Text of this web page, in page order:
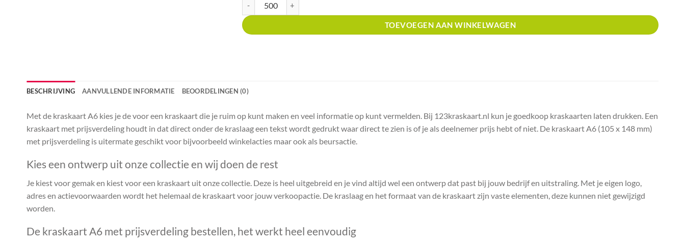
TOEVOEGEN AAN WINKELWAGEN
BESCHRIJVING AANVULLENDE INFORMATIE BEOORDELINGEN (0)
Met de kraskaart A6 kies je de voor een kraskaart die je ruim op kunt maken en veel informatie op kunt vermelden. Bij 123kraskaart.nl kun je goedkoop kraskaarten laten drukken. Een
kraskaart met prijsverdeling houdt in dat direct onder de kraslaag een tekst wordt gedrukt waar direct te zien is of je als deelnemer prijs hebt of niet. De kraskaart A6 (105 x 148 mm)
met prijsverdeling is uitermate geschikt voor bijvoorbeeld winkelacties maar ook als beursactie.
Kies een ontwerp uit onze collectie en wij doen de rest
Je kiest voor gemak en kiest voor een kraskaart uit onze collectie. Deze is heel uitgebreid en je vind altijd wel een ontwerp dat past bij jouw bedrijf en uitstraling. Met je eigen logo,
adres en actievoorwaarden wordt het helemaal de kraskaart voor jouw verkoopactie. De kraslaag en het formaat van de kraskaart zijn vaste elementen, deze kunnen niet gewijzigd
worden.
De kraskaart A6 met prijsverdeling bestellen, het werkt heel eenvoudig